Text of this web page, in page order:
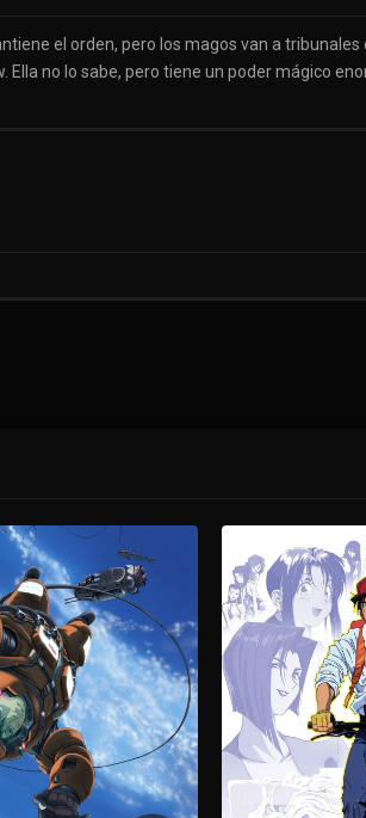
el orden, pero los magos van a
no lo sabe, pero tiene un poder mágico